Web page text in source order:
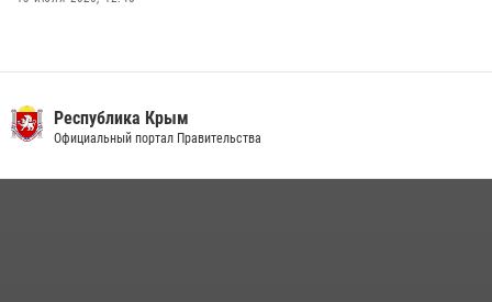
21 июля 2026, 13:18
Росгвардия в Крыму и Севастополе задержала ряд
правонарушителей
Республика Крым
Официальный портал Правительства